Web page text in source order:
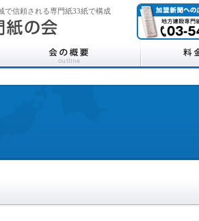
で信頼される専門紙33紙で構成